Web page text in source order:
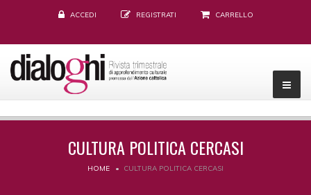
ACCEDI REGISTRATI CARRELLO
CULTURA POLITICA CERCASI
HOME CULTURA POLITICA CERCASI